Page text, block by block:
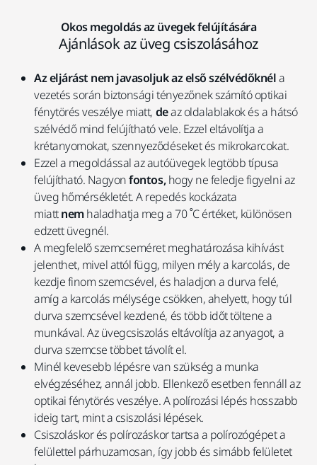
Okos megoldás az üvegek felújítására
Ajánlások az üveg csiszolásához
Az eljárást nem javasoljuk az első szélvédőknéla
vezetés során biztonsági tényezőnek számító optikai
fénytörés veszélye miatt, deaz oldalablakok és a hátsó
szélvédő mind felújítható vele. Ezzel eltávolítja a
krétanyomokat, szennyeződéseket és mikrokarcokat.
Ezzel a megoldással az autóüvegek legtöbb típusa
felújítható. Nagyonfontos,hogy ne feledje figyelni az
üveg hőmérsékletét. A repedés kockázata
miattnemhaladhatja meg a 70 ˚C értéket, különösen
edzett üvegnél.
A megfelelő szemcseméret meghatározása kihívást
jelenthet, mivel attól függ, milyen mély a karcolás, de
kezdje finom szemcsével, és haladjon a durva felé,
amíg a karcolás mélysége csökken, ahelyett, hogy túl
durva szemcsével kezdené, és több időt töltene a
munkával. Az üvegcsiszolás eltávolítja az anyagot, a
durva szemcse többet távolít el.
Minél kevesebb lépésre van szükség a munka
elvégzéséhez, annál jobb. Ellenkező esetben fennáll az
optikai fénytörés veszélye. A polírozási lépés hosszabb
ideig tart, mint a csiszolási lépések.
Csiszoláskor és polírozáskor tartsa a polírozógépet a
felülettel párhuzamosan, így jobb és simább felületet